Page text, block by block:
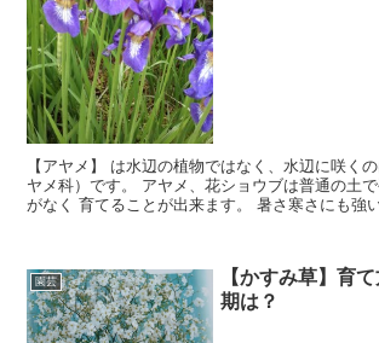
【アヤメ】 は水辺の植物ではなく、水辺に咲く
ヤメ科）です。 アヤメ、花ショウブは普通の土で手間をかけること
がなく 育てることが出来ます。 暑さ寒さにも強い花で、同じ場所に
園芸
【かすみ草】育
期は？